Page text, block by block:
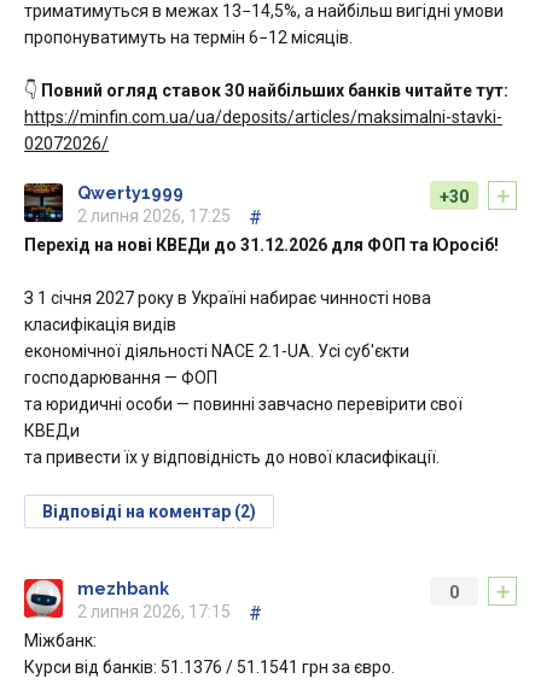
триматимуться в межах 13−14,5%, а найбільш вигідні умови
пропонуватимуть на термін 6−12 місяців.
👇 Повний огляд ставок 30 найбільших банків читайте тут:
https://minfin.com.ua/ua/deposits/articles/maksimalni-stavki-
02072026/
+
+30
Qwerty1999
2 липня 2026, 17:25
#
Перехід на нові КВЕДи до 31.12.2026 для ФОП та Юросіб!
З 1 січня 2027 року в Україні набирає чинності нова
класифікація видів
економічної діяльності NACE 2.1-UA. Усі суб'єкти
господарювання — ФОП
та юридичні особи — повинні завчасно перевірити свої
КВЕДи
та привести їх у відповідність до нової класифікації.
Відповіді на коментар (2)
+
0
mezhbank
2 липня 2026, 17:15
#
Міжбанк:
Курси від банків: 51.1376 / 51.1541 грн за євро.